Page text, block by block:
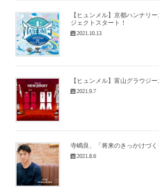
【ヒュンメル】京都ハンナリ
ジェクトスタート！
2021.10.13
【ヒュンメル】富山グラウジ
2021.9.7
寺嶋良、「将来のきっかけづ
2021.8.6